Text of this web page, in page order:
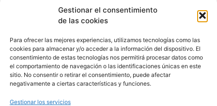
Gestionar el consentimiento
de las cookies
Para ofrecer las mejores experiencias, utilizamos tecnologías como las
cookies para almacenar y/o acceder a la información del dispositivo. El
consentimiento de estas tecnologías nos permitirá procesar datos como
el comportamiento de navegación o las identificaciones únicas en este
sitio. No consentir o retirar el consentimiento, puede afectar
negativamente a ciertas características y funciones.
Gestionar los servicios